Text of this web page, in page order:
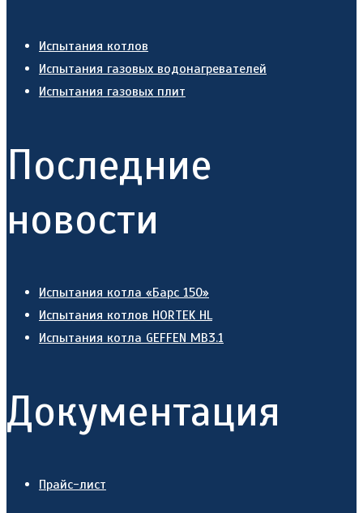
Испытания котлов
Испытания газовых водонагревателей
Испытания газовых плит
Последние
новости
Испытания котла «Барс 150»
Испытания котлов HORTEK HL
Испытания котла GEFFEN MB3.1
Документация
Прайс-лист